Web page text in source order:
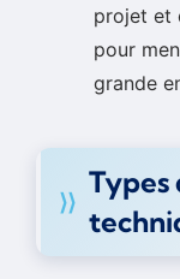
projet et
pour
grande
Types